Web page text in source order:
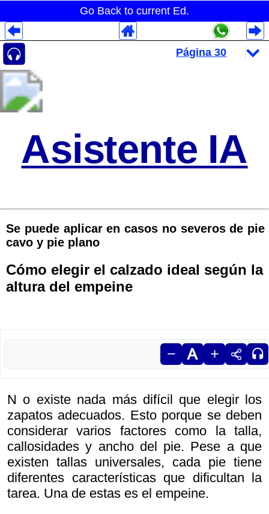
Go Back to current Ed.
Asistente IA
Se puede aplicar en casos no severos de pie
cavo y pie plano
Cómo elegir el calzado ideal según la
altura del empeine
N o existe nada más difícil que elegir los
zapatos adecuados. Esto porque se deben
considerar varios factores como la talla,
callosidades y ancho del pie. Pese a que
existen tallas universales, cada pie tiene
diferentes características que dificultan la
tarea. Una de estas es el empeine.
Despliegues Analytics
Despliegues Totales
Despliegues por Rubros